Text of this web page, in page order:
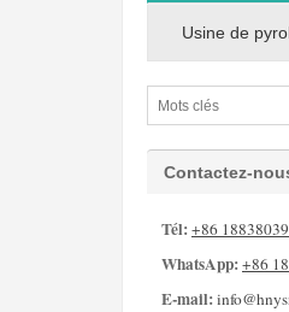
Usine de
Contactez-
Tél:+86
WhatsApp:+86
E-mail: